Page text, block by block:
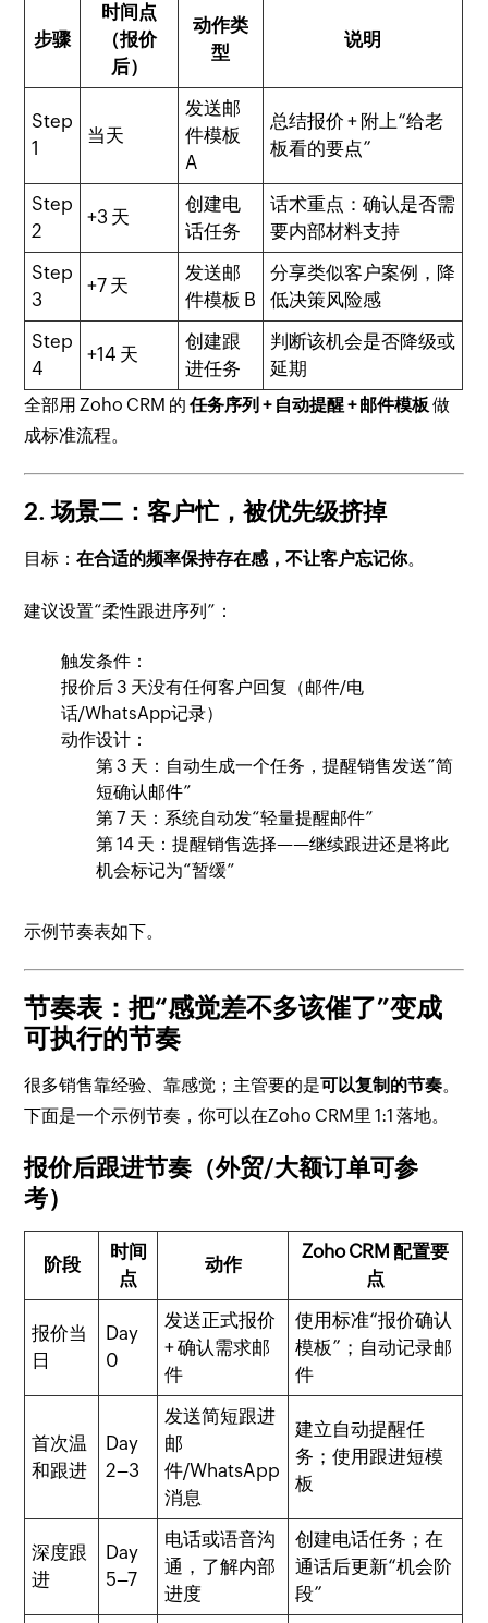
步骤
时间点
（报价
后）
动作类
型
说明
Step
1
当天
发送邮
件模板
A
总结报价 + 附上“给老
板看的要点”
Step
2
+3 天
创建电
话任务
话术重点：确认是否需
要内部材料支持
Step
3
+7 天
发送邮
件模板 B
分享类似客户案例，降
低决策风险感
Step
4
+14 天
创建跟
进任务
判断该机会是否降级或
延期
全部用 Zoho CRM 的任务序列 + 自动提醒 + 邮件模板做
成标准流程。
2. 场景二：客户忙，被优先级挤掉
目标：在合适的频率保持存在感，不让客户忘记你。
建议设置“柔性跟进序列”：
触发条件：
报价后 3 天没有任何客户回复（邮件/电
话/WhatsApp记录）
动作设计：
第 3 天：自动生成一个任务，提醒销售发送“简
短确认邮件”
第 7 天：系统自动发“轻量提醒邮件”
第 14 天：提醒销售选择——继续跟进还是将此
机会标记为“暂缓”
示例节奏表如下。
节奏表：把“感觉差不多该催了”变成
可执行的节奏
很多销售靠经验、靠感觉；主管要的是可以复制的节奏。
下面是一个示例节奏，你可以在Zoho CRM里 1:1 落地。
报价后跟进节奏（外贸/大额订单可参
考）
阶段
时间
点
动作
Zoho CRM 配置要
点
报价当
日
Day
0
发送正式报价
+ 确认需求邮
件
使用标准“报价确认
模板”；自动记录邮
件
首次温
和跟进
Day
2–3
发送简短跟进
邮
件/WhatsApp
消息
建立自动提醒任
务；使用跟进短模
板
深度跟
进
Day
5–7
电话或语音沟
通，了解内部
进度
创建电话任务；在
通话后更新“机会阶
段”